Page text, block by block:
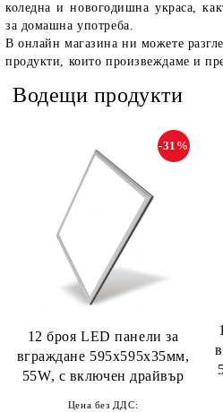
коледна и новогодишна украса,
за домашна употреба.
В онлайн магазина ни можете
продукти, които произвеждаме и
Водещи продукти
12 броя LED панели за
вграждане 595х595х35мм,
55W, с включен драйвър
-31%
Цена без ДДС: